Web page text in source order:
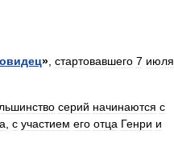
» стартовавшего 7 июля
серий начинаются с
с участием его отца Генри и